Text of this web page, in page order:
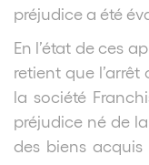
préjudice a été
En l’état de ces
retient que
la société
préjudice né de
des biens